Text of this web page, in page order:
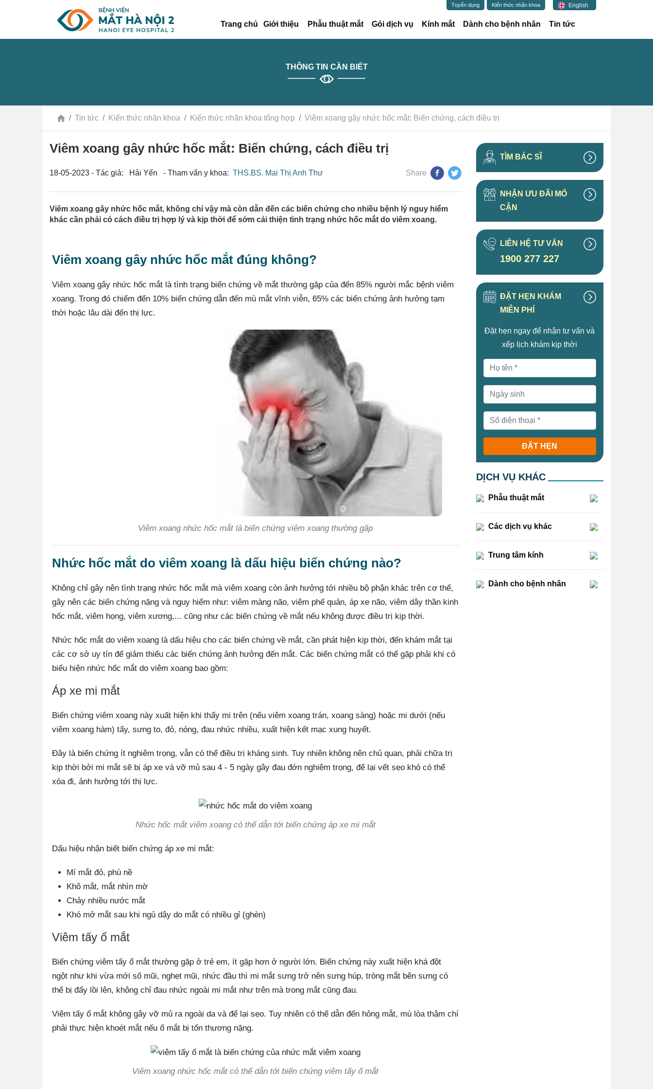
Trang chủ Giới thiệu Phẫu thuật mắt Gói dịch vụ Kính mắt Dành cho bệnh nhân Tin tức
Tuyển dụng Kiến thức nhãn khoa English
THÔNG TIN CẦN BIẾT
Tin tức Kiến thức nhãn khoa Kiến thức nhãn khoa tổng hợp Viêm xoang gây nhức hốc mắt: Biến chứng, cách điều trị
Viêm xoang gây nhức hốc mắt: Biến chứng, cách điều trị
18-05-2023 - Tác giả: Hải Yến - Tham vấn y khoa: THS.BS. Mai Thị Anh Thư Share
Viêm xoang gây nhức hốc mắt, không chỉ vậy mà còn dẫn đến các biến chứng cho nhiều bệnh lý nguy hiểm
khác cần phải có cách điều trị hợp lý và kịp thời để sớm cải thiện tình trạng nhức hốc mắt do viêm xoang.
Viêm xoang gây nhức hốc mắt đúng không?
Viêm xoang gây nhức hốc mắt là tình trạng biến chứng về mắt thường gặp của đến 85% người mắc bệnh viêm
xoang. Trong đó chiếm đến 10% biến chứng dẫn đến mù mắt vĩnh viễn, 65% các biến chứng ảnh hưởng tạm
thời hoặc lâu dài đến thị lực.
Viêm xoang nhức hốc mắt là biến chứng viêm xoang thường gặp
Nhức hốc mắt do viêm xoang là dấu hiệu biến chứng nào?
Không chỉ gây nên tình trạng nhức hốc mắt mà viêm xoang còn ảnh hưởng tới nhiều bộ phận khác trên cơ thể,
gây nên các biến chứng nặng và nguy hiểm như: viêm màng não, viêm phế quản, áp xe não, viêm dây thần kinh
hốc mắt, viêm họng, viêm xương,... cũng như các biến chứng về mắt nếu không được điều trị kịp thời.
Nhức hốc mắt do viêm xoang là dấu hiệu cho các biến chứng về mắt, cần phát hiện kịp thời, đến khám mắt tại
các cơ sở uy tín để giảm thiểu các biến chứng ảnh hưởng đến mắt. Các biến chứng mắt có thể gặp phải khi có
biểu hiện nhức hốc mắt do viêm xoang bao gồm:
Áp xe mi mắt
Biến chứng viêm xoang này xuất hiện khi thấy mi trên (nếu viêm xoang trán, xoang sàng) hoặc mi dưới (nếu
viêm xoang hàm) tấy, sưng to, đỏ, nóng, đau nhức nhiều, xuất hiện kết mạc xung huyết.
Đây là biến chứng ít nghiêm trọng, vẫn có thể điều trị kháng sinh. Tuy nhiên không nên chủ quan, phải chữa trị
kịp thời bởi mi mắt sẽ bị áp xe và vỡ mủ sau 4 - 5 ngày gây đau đớn nghiêm trọng, để lại vết sẹo khó có thể
xóa đi, ảnh hưởng tới thị lực.
Nhức hốc mắt viêm xoang có thể dẫn tới biến chứng áp xe mi mắt
Dấu hiệu nhận biết biến chứng áp xe mi mắt:
Mí mắt đỏ, phù nề
Khô mắt, mắt nhìn mờ
Chảy nhiều nước mắt
Khó mở mắt sau khi ngủ dậy do mắt có nhiều gỉ (ghèn)
Viêm tấy ổ mắt
Biến chứng viêm tấy ổ mắt thường gặp ở trẻ em, ít gặp hơn ở người lớn. Biến chứng này xuất hiện khá đột
ngột như khi vừa mới sổ mũi, nghẹt mũi, nhức đầu thì mi mắt sưng trở nên sưng húp, tròng mắt bên sưng có
thể bị đẩy lồi lên, không chỉ đau nhức ngoài mi mắt như trên mà trong mắt cũng đau.
Viêm tấy ổ mắt không gây vỡ mủ ra ngoài da và để lại sẹo. Tuy nhiên có thể dẫn đến hỏng mắt, mù lòa thậm chí
phải thực hiện khoét mắt nếu ổ mắt bị tổn thương nặng.
Viêm xoang nhức hốc mắt có thể dẫn tới biến chứng viêm tấy ổ mắt
TÌM BÁC SĨ
NHẬN ƯU ĐÃI MỔ
CẬN
LIÊN HỆ TƯ VẤN
1900 277 227
ĐẶT HẸN KHÁM
MIỄN PHÍ
Đặt hẹn ngay để nhận tư vấn và
xếp lịch khám kịp thời
ĐẶT HẸN
DỊCH VỤ KHÁC
Phẫu thuật mắt
Các dịch vụ khác
Trung tâm kính
Dành cho bệnh nhân